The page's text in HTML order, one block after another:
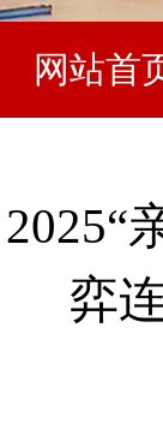
网站首
2025“
弈